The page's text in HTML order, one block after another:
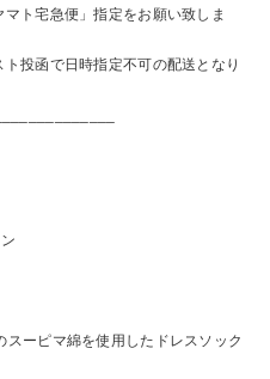
ト宅急便」指定をお願い致しま
投函で日時指定不可の配送となり
ーピマ綿を使用したドレスソック